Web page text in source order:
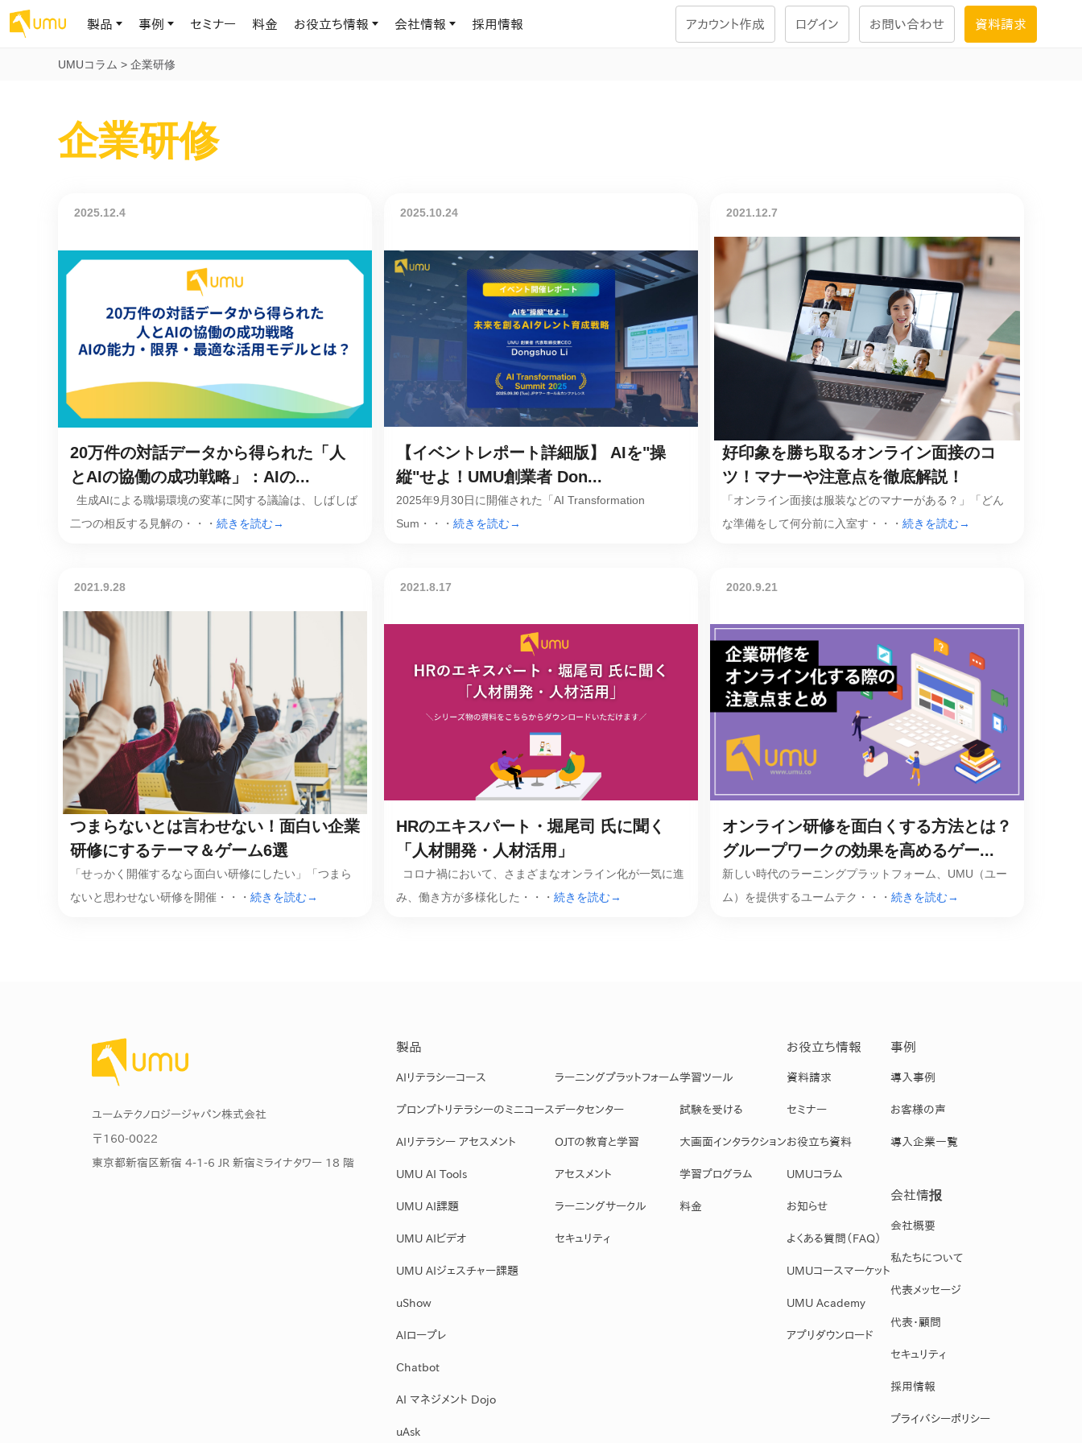
製品
AIリテラシーコース
大規模言語モデル時代のAIリテラ
プロンプトリテラシーのミニコ
まで。AIを使いこなすプロンプトリテ
ラシーの習得
AIリテラシー アセスメント
企業のAIリテラシーを可視化し、組
織変革を推進する人材の発掘・育
AI人材育成：次世代トップセー
営業担当者のAI活用力を高め、成
約率向上を実現
化し、業務スピードを加速
AI人材育成：タイムマネジメント
AIでタスクの優先順位を瞬時に判
断。 時間の管理からエネルギーの
AI人材育成：プロジェクトマネ
ジメント
AIでステークホルダー分析を行い、
戦略を立案。組織を巻き込み、成果
を出す推進力を養う
AI人材育成：HRエンパワーメ
AIでオペレーション業務から解放。
果的な会話パターンの習得。マネー
ジャーの指導力から、営業担当者
AI マネジメント Dojo
AI部下との対話シミュレーションで
ードバックでスキルを定着
uShow
製品紹介や営業トレーニングといっ
化されたPPTスピーチ練習
uAsk
社内の情報資産を活用し、社員か
らの質問に回答する専属のAIアシ
スタント
UMU AIジェスチャー課題
スピーチやプレゼンに効果的なジェ
スチャーに特化した実践トレーニン
UMU AI Tools
アセスメント
ラーニングサークル
セキュリティー
大画面インタラクション
学習プログラム
事例
お客様の課題解決のプロセスと成果を、インタビュー記事でご紹介し
UMUをご利用中のお客様から寄せられた、リアルなご感想や喜びの
導入企業一覧
2.8万社以上が導入した信頼と実績の一覧を、こちらでご覧いただけ
セミナー 料金 お役立ち情報
AI活用や人材育成に役立つ、課題解決のための資料を無料でご提
供します
イベントやプレスリリースなど、UMUに関する最新の公式情報をお届
UMUコースマーケット
プロが作成した質の高い研修コースを購入し、即座に自社で導入で
サービスのご利用方法や料金など、多く寄せられるご質問にお答えし
会社情報
世界203カ国・国内28,000社以上の導入実績と基本情報
AI時代に、人間の可能性を拡張する。学びと人的資本の未来
代表と各分野の顧問・アドバイザーをご紹介
セキュリティ
採用情報 アカウント作成 ログイン お問い合わせ 資料請求
UMUコラム > 企業研修
企業研修
2025.12.4
20万件の対話データから得られた「人
とAIの協働の成功戦略」：AIの...
生成AIによる職場環境の変革に関する議論は、しばしば
二つの相反する見解の・・・ 続きを読む→
2025.10.24
【イベントレポート詳細版】 AIを"操
縦"せよ！UMU創業者 Don...
2025年9月30日に開催された「AI Transformation
Sum・・・ 続きを読む→
2021.12.7
好印象を勝ち取るオンライン面接のコ
ツ！マナーや注意点を徹底解説！
「オンライン面接は服装などのマナーがある？」「どん
な準備をして何分前に入室す・・・ 続きを読む→
2021.9.28
つまらないとは言わせない！面白い企業
研修にするテーマ＆ゲーム6選
「せっかく開催するなら面白い研修にしたい」「つまら
ないと思わせない研修を開催・・・ 続きを読む→
2021.8.17
HRのエキスパート・堀尾司 氏に聞く
「人材開発・人材活用」
コロナ禍において、さまざまなオンライン化が一気に進
み、働き方が多様化した・・・ 続きを読む→
2020.9.21
オンライン研修を面白くする方法とは？
グループワークの効果を高めるゲー...
新しい時代のラーニングプラットフォーム、UMU（ユー
ム）を提供するユームテク・・・ 続きを読む→
ユームテクノロジージャパン株式会社
〒160-0022
東京都新宿区新宿 4-1-6 JR 新宿ミライナタワー 18 階
製品
AIリテラシーコース
プロンプトリテラシーのミニコース
AIリテラシー アセスメント
UMU AI Tools
UMU AI課題
UMU AIビデオ
UMU AIジェスチャー課題
uShow
AIロープレ
Chatbot
AI マネジメント Dojo
uAsk
ラーニングプラットフォーム
データセンター
OJTの教育と学習
アセスメント
ラーニングサークル
セキュリティ
学習ツール
試験を受ける
大画面インタラクション
学習プログラム
料金
お役立ち情報
資料請求
セミナー
お役立ち資料
UMUコラム
お知らせ
よくある質問（FAQ）
UMUコースマーケット
UMU Academy
アプリダウンロード
事例
導入事例
お客様の声
導入企業一覧
会社情报
会社概要
私たちについて
代表メッセージ
代表・顧問
セキュリティ
採用情報
プライバシーポリシー